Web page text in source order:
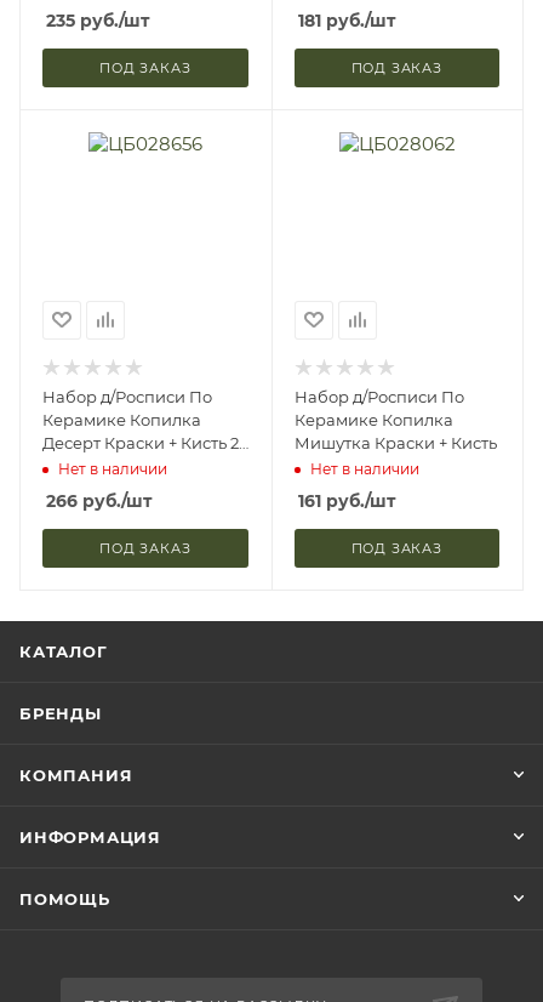
235 руб./шт
ПОД ЗАКАЗ
181руб./шт
ПОД ЗАКАЗ
Набор д/Росписи По
Керамике Копилка
Десерт Краски + Кисть 2
Дизайна
Нет в наличии
266 руб./шт
ПОД ЗАКАЗ
Набор д/Росписи По
Керамике Копилка
Мишутка Краски + Кисть
Нет в наличии
161руб./шт
ПОД ЗАКАЗ
КАТАЛОГ
БРЕНДЫ
КОМПАНИЯ
ИНФОРМАЦИЯ
ПОМОЩЬ